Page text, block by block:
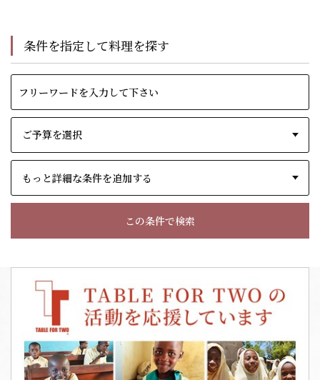
条件を指定して料理を探す
もっと詳細な条件を追加する
この条件で検索